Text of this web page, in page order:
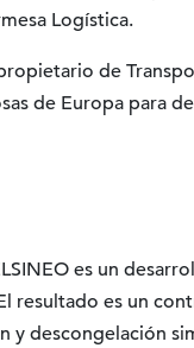
Logística.
de
de Europa para
es un
es un
descongelación